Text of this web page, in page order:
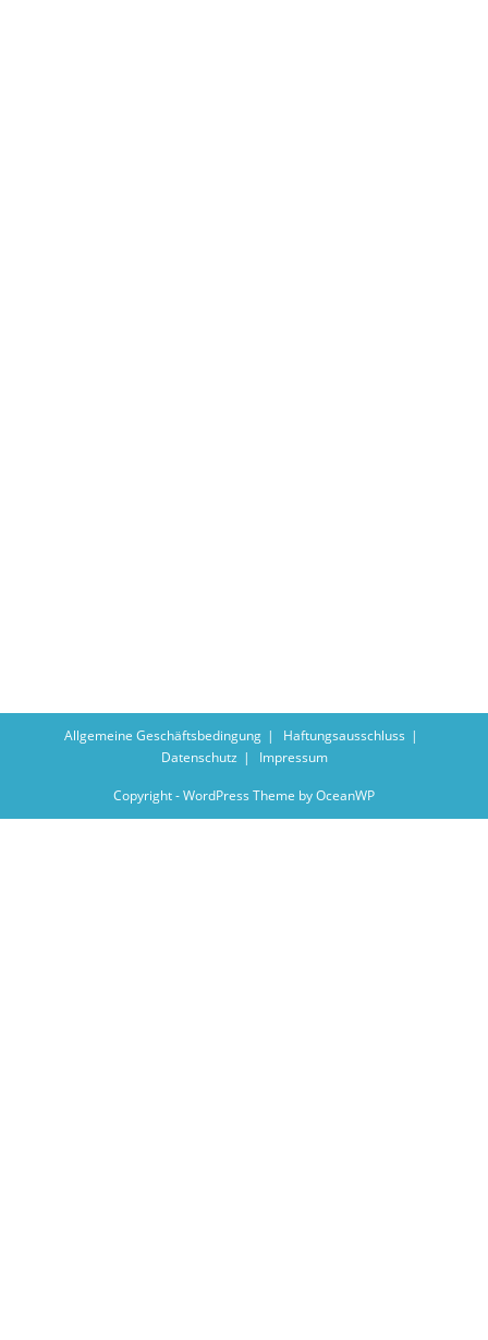
Allgemeine Geschäftsbedingung
Haftungsausschluss
Datenschutz
Impressum
Copyright - WordPress Theme by OceanWP